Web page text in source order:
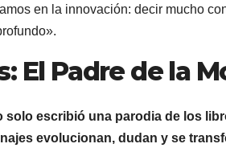
en la innovación: decir mucho
El Padre de la
solo escribió una parodia de los
evolucionan, dudan y se